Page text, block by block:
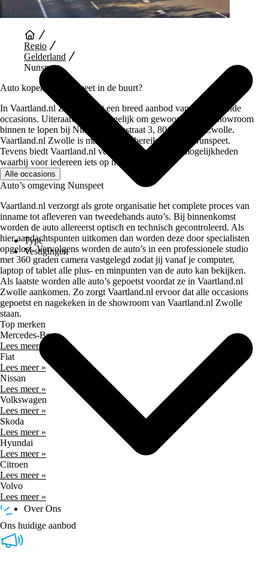
Type
Vestigingen
Over Ons
Regio
Gelderland
Nunspeet
Auto kopen bij Nunspeet in de buurt?
In Vaartland.nl Zwolle staat een breed aanbod van verschillende
occasions. Uiteraard is het mogelijk om gewoon in onze showroom
binnen te lopen bij Nikolaus Ottostraat 3, 8013 NG in Zwolle.
Vaartland.nl Zwolle is makkelijk te bereiken vanaf Nunspeet.
Tevens biedt Vaartland.nl verschillende garantie mogelijkheden
waarbij voor iedereen iets op maat is.
Alle occasions
Auto’s omgeving Nunspeet
Vaartland.nl verzorgt als grote organisatie het complete proces van
inname tot afleveren van tweedehands auto’s. Bij binnenkomst
worden de auto allereerst optisch en technisch gecontroleerd. Als
hier aandachtspunten uitkomen dan worden deze door specialisten
opgelost. Vervolgens worden de auto’s in een professionele studio
met 360 graden camera vastgelegd zodat jij vanaf je computer,
laptop of tablet alle plus- en minpunten van de auto kan bekijken.
Als laatste worden alle auto’s gepoetst voordat ze in Vaartland.nl
Zwolle aankomen. Zo zorgt Vaartland.nl ervoor dat alle occasions
gepoetst en nagekeken in de showroom van Vaartland.nl Zwolle
staan.
Top merken
Mercedes-Benz
Lees meer »
Fiat
Lees meer »
Nissan
Lees meer »
Volkswagen
Lees meer »
Skoda
Lees meer »
Hyundai
Lees meer »
Citroen
Lees meer »
Volvo
Lees meer »
Ons huidige aanbod